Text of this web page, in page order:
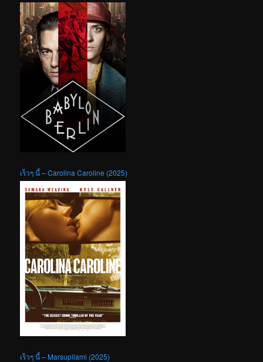
เร็วๆ นี้ – Carolina Caroline (2025)
เร็วๆ นี้ – Marsupilami (2025)